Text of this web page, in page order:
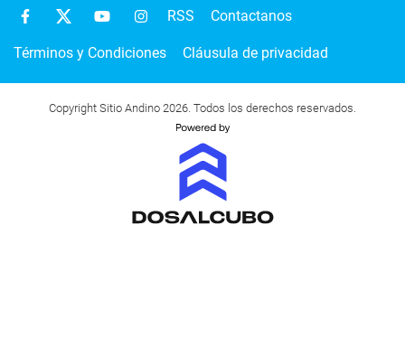
RSS Contactanos
Términos y Condiciones Cláusula de privacidad
Copyright Sitio Andino 2026. Todos los derechos reservados.